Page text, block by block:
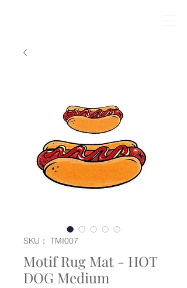
SKU： TMI007
Motif Rug Mat - HOT
DOG Medium